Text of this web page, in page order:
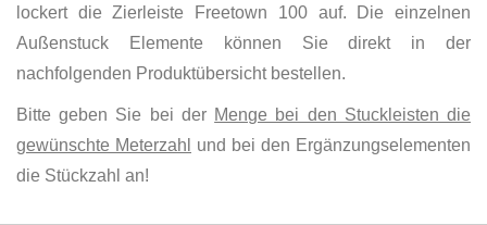
lockert die Zierleiste Freetown 100 auf. Die einzelnen
Außenstuck Elemente können Sie direkt in der
nachfolgenden Produktübersicht bestellen.
Bitte geben Sie bei der Menge bei den Stuckleisten die
gewünschte Meterzahl
und bei den Ergänzungselementen
die Stückzahl an!